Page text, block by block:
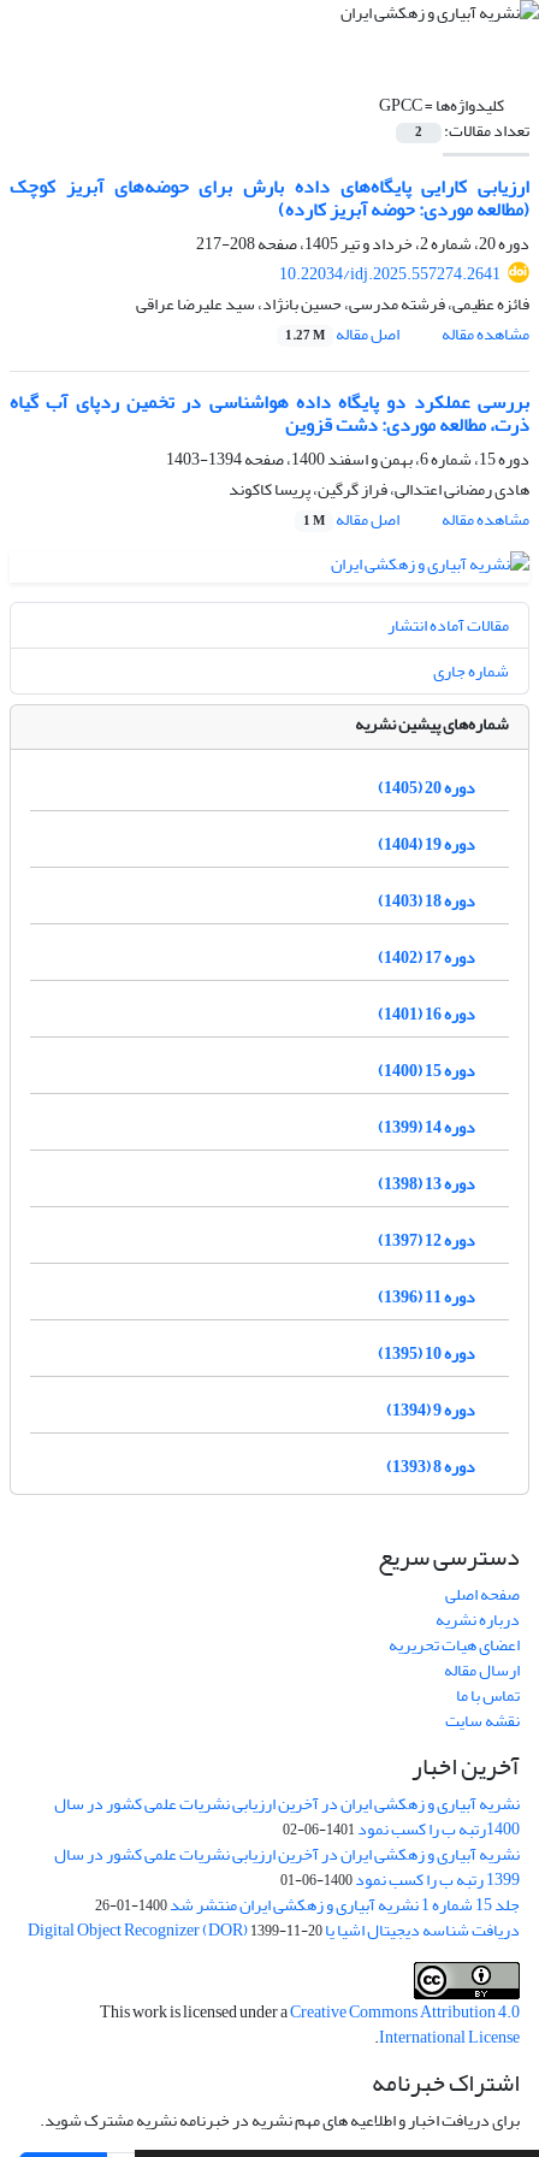
کلیدواژه‌ها =GPCC
تعداد مقالات: 2
ارزیابی کارایی پایگاه‌های داده بارش برای حوضه‌های آبریز کوچک
(مطالعه موردی: حوضه آبریز کارده)
دوره 20، شماره 2، خرداد و تیر 1405، صفحه
208-217
10.22034/idj.2025.557274.2641
فائزه عظیمی، فرشته مدرسی، حسین بانژاد، سید علیرضا عراقی
مشاهده مقاله
اصل مقاله 1.27 M
بررسی عملکرد دو پایگاه داده هواشناسی در تخمین ردپای آب گیاه
ذرت، مطالعه موردی: دشت قزوین
دوره 15، شماره 6، بهمن و اسفند 1400، صفحه
1394-1403
هادی رمضانی اعتدالی، فراز گرگین، پریسا کاکوند
مشاهده مقاله
اصل مقاله 1 M
مقالات آماده انتشار
شماره جاری
شماره‌های پیشین نشریه
دوره 20 (1405)
دوره 19 (1404)
دوره 18 (1403)
دوره 17 (1402)
دوره 16 (1401)
دوره 15 (1400)
دوره 14 (1399)
دوره 13 (1398)
دوره 12 (1397)
دوره 11 (1396)
دوره 10 (1395)
دوره 9 (1394)
دوره 8 (1393)
دسترسی سریع
صفحه اصلی
درباره نشریه
اعضای هیات تحریریه
ارسال مقاله
تماس با ما
نقشه سایت
آخرین اخبار
نشریه آبیاری و زهکشی ایران در آخرین ارزیابی نشریات علمی کشور در سال
1400رتبه ب را کسب نمود 1401-06-02
نشریه آبیاری و زهکشی ایران در آخرین ارزیابی نشریات علمی کشور در سال
1399 رتبه ب را کسب نمود 1400-06-01
جلد 15 شماره 1 نشریه آبیاری و زهکشی ایران منتشر شد 1400-01-26
دریافت شناسه دیجیتال اشیا یا Digital Object Recognizer (DOR)1399-11-20
This work is licensed under aCreative Commons Attribution 4.0
International License
.
اشتراک خبرنامه
برای دریافت اخبار و اطلاعیه های مهم نشریه در خبرنامه نشریه مشترک شوید.